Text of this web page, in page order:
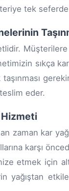
tek
sıkça
eder.
zaman kar
karşı
etmek için
yağıştan